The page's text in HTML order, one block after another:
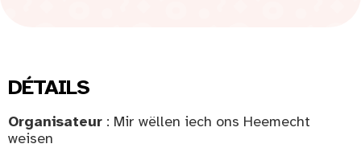
DÉTAILS
Organisateur : Mir wëllen iech ons Heemecht
weisen